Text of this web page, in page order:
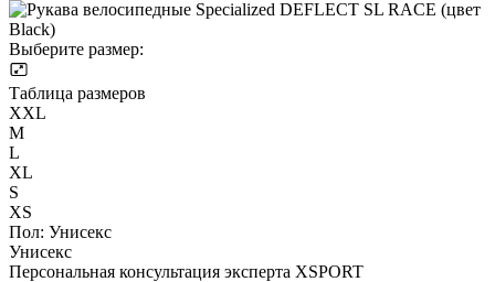
Выберите размер:
Таблица размеров
XXL
M
L
XL
S
XS
Пол: Унисекс
Унисекс
Персональная консультация эксперта XSPORT